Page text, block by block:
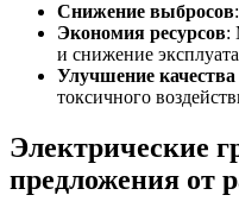
Снижение выбросов
Экономия ресурсов:
и снижение
Улучшение
токсичного
Электрические
предложения от